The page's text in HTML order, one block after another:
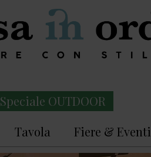
Speciale OUTDOOR
Tavola Fiere & Eventi